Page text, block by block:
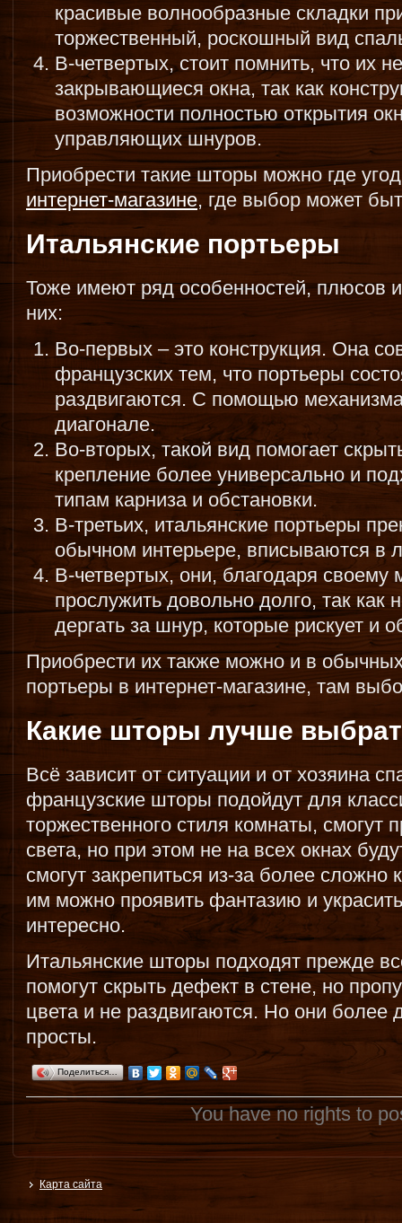
красивые волнообразные складки
торжественный, роскошный вид
В-четвертых, стоит помнить, что их
закрывающиеся окна, так как
возможности полностью открытия
управляющих шнуров.
Приобрести такие шторы можно где
интернет-магазине, где выбор может
Итальянские портьеры
Тоже имеют ряд особенностей, плюсов
них:
Во-первых – это конструкция. Она
французских тем, что портьеры
раздвигаются. С помощью
диагонале.
Во-вторых, такой вид помогает
крепление более универсально и
типам карниза и обстановки.
В-третьих, итальянские портьеры
обычном интерьере, вписываются в
В-четвертых, они, благодаря своему
прослужить довольно долго, так как
дергать за шнур, которые рискует и
Приобрести их также можно и в
портьеры в интернет-магазине, там
Какие шторы лучше
Всё зависит от ситуации и от хозяина
французские шторы подойдут для
торжественного стиля комнаты, смогут
света, но при этом не на всех окнах
смогут закрепиться из-за более сложно
им можно проявить фантазию и
интересно.
Итальянские шторы подходят прежде
помогут скрыть дефект в стене, но
цвета и не раздвигаются. Но они более
просты.
Поделиться…
You have no rights to
Карта сайта